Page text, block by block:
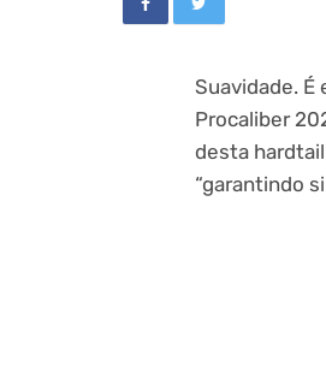
Suavidade. É
Procaliber
desta
“garantindo